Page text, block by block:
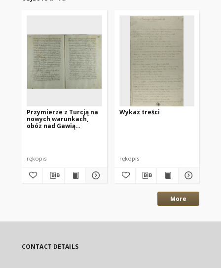
Przymierze z Turcją na
nowych warunkach,
obóz nad Gawią
rękopis
Wykaz treści
rękopis
More
CONTACT DETAILS